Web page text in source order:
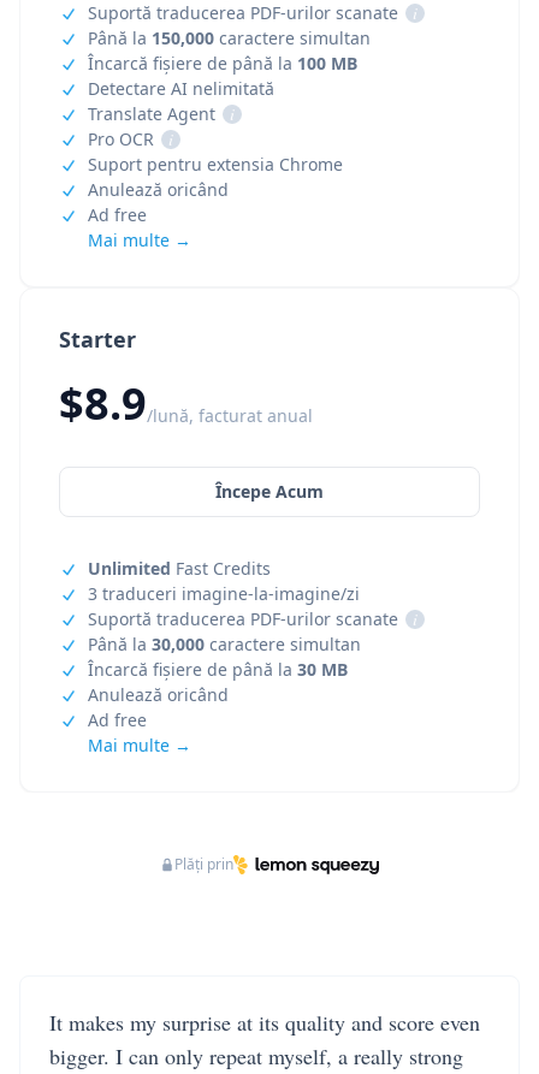
Starter
$8.9/lună, facturat anual
Începe Acum
Unlimited Fast Credits
3 traduceri imagine-la-imagine/zi
Suportă traducerea PDF-urilor scanate
i
Până la 30,000 caractere simultan
Încarcă fișiere de până la 30 MB
Anulează oricând
Ad free
Mai multe →
Suportă traducerea PDF-urilor scanate
i
Până la 150,000 caractere simultan
Încarcă fișiere de până la 100 MB
Detectare AI nelimitată
Translate Agent
i
Pro OCR
i
Suport pentru extensia Chrome
Anulează oricând
Ad free
Mai multe →
Plăți prin
It makes my surprise at its quality and score even
bigger. I can only repeat myself, a really strong